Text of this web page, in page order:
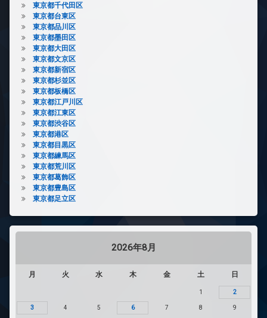
東京都千代田区
東京都台東区
東京都品川区
東京都墨田区
東京都大田区
東京都文京区
東京都新宿区
東京都杉並区
東京都板橋区
東京都江戸川区
東京都江東区
東京都渋谷区
東京都港区
東京都目黒区
東京都練馬区
東京都荒川区
東京都葛飾区
東京都豊島区
東京都足立区
2026年8月
月 火 水 木 金 土 日
1 2
3 4 5 6 7 8 9